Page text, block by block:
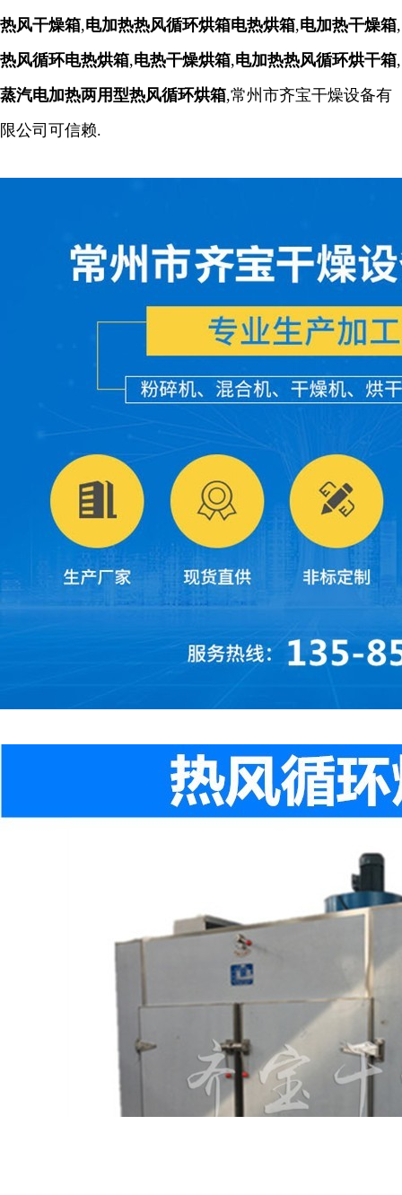
热风干燥箱,电加热热风循环烘箱电热烘箱,电加热干燥箱,
热风循环电热烘箱,电热干燥烘箱,电加热热风循环烘干箱,
蒸汽电加热两用型热风循环烘箱,常州市齐宝干燥设备有
限公司可信赖.